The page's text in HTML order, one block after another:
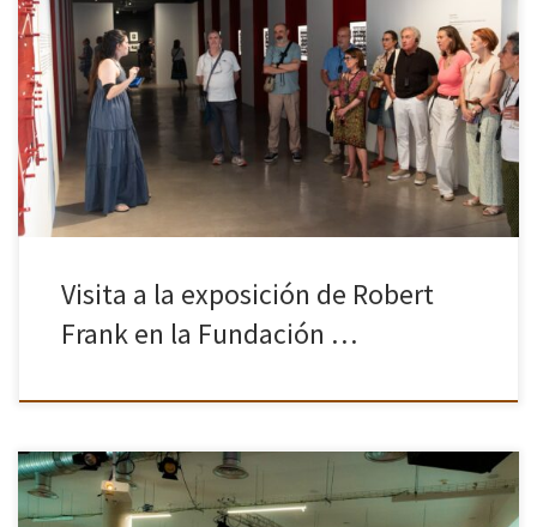
El pasado 18 de junio, la asociación Cámara en Mano organizó una
visita guiada a la exposición Los Americanos de Robert Frank en la
Fundación Telefónica, una actividad que resultó […]
Visita a la exposición de Robert
Frank en la Fundación …